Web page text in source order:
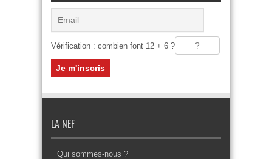
Vérification : combien font 12 + 6 ?
LA NEF
Qui sommes-nous ?